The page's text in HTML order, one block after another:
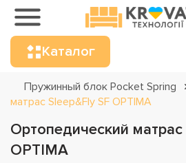
Каталог
Пружинный блок Pocket Spring
матрас Sleep&Fly SF OPTIMA
Ортопедический матрас
OPTIMA